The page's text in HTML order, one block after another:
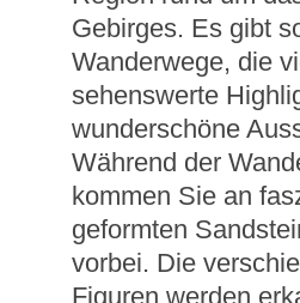
Gebirges. Es gibt
Wanderwege, die
sehenswerte
wunderschöne
Während der
kommen Sie an
geformten
vorbei. Die
Figuren werden